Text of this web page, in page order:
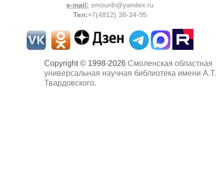
e-mail: smounb@yandex.ru
Тел:+7(4812) 38-34-95
Copyright © 1998-2026 Смоленская областная
универсальная научная библиотека имени А.Т.
Твардовского.